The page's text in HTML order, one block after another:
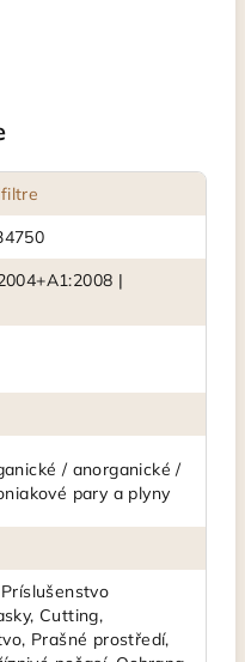
|
/ anorganické /
pary a plyny
Cutting,
Prašné prostředí,